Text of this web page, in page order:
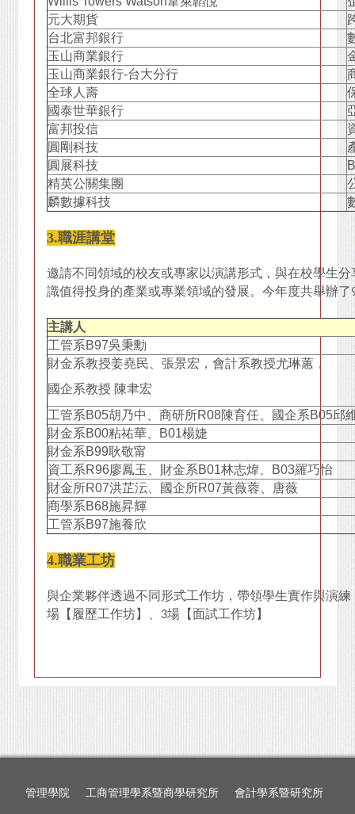
元大期貨
台北富邦銀行
玉山商業銀行
玉山商業銀行-台大分行
全球人壽
國泰世華銀行
富邦投信
圓剛科技
圓展科技
精英公關集團
麟數據科技
3.職涯講堂
邀請不同領域的校友或專家以演講形式，與在校學生
識值得投身的產業或專業領域的發展。今年度共舉辦
主講人
工管系B97吳秉勳
財金系教授姜堯民、張景宏，會計系教授尤琳蕙，
國企系教授 陳聿宏
工管系B05胡乃中、商研所R08陳育任、國企系B05邱
財金系B00粘祐華、B01楊婕
財金系B99耿敬甯
資工系R96廖鳳玉、財金系B01林志煒、B03羅巧怡
財金所R07洪芷沄、國企所R07黃薇蓉、唐薇
商學系B68施昇輝
工管系B97施養欣
4.職業工坊
與企業夥伴透過不同形式工作坊，帶領學生實作與演
場【履歷工作坊】、3場【面試工作坊】
管理學院 工商管理學系暨商學研究所 會計學系暨研究所